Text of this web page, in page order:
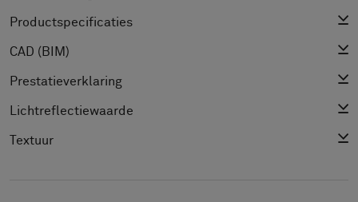
Productspecificaties
CAD (BIM)
Prestatieverklaring
Lichtreflectiewaarde
Textuur